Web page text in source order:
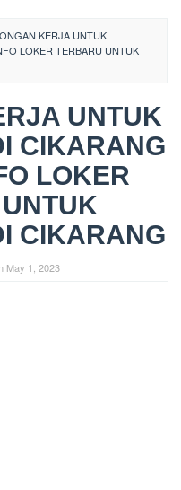
KERJA UNTUK
LOKER TERBARU UNTUK
UNTUK
CIKARANG
LOKER
CIKARANG
May 1, 2023